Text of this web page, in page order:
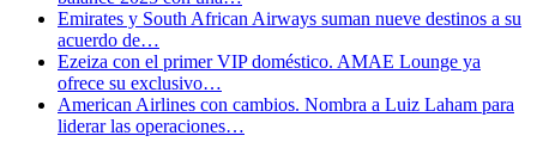
Emirates y South African Airways suman nueve destinos a su
acuerdo de…
Ezeiza con el primer VIP doméstico. AMAE Lounge ya
ofrece su exclusivo…
American Airlines con cambios. Nombra a Luiz Laham para
liderar las operaciones…